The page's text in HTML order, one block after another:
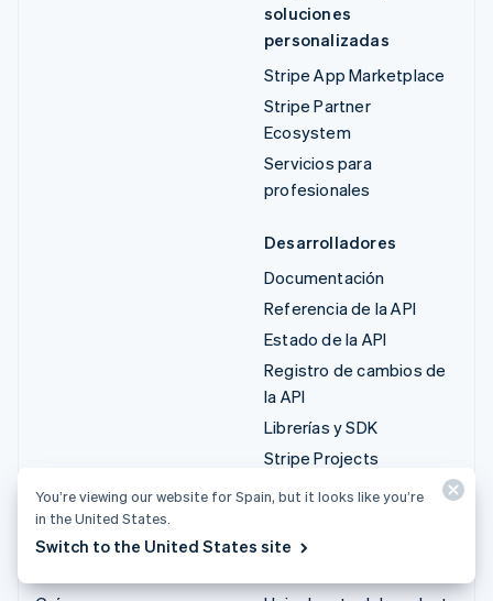
soluciones
personalizadas
Stripe App Marketplace
Stripe Partner
Ecosystem
Servicios para
profesionales
Desarrolladores
Documentación
Referencia de la API
Estado de la API
Registro de cambios de
la API
Librerías y SDK
Stripe Projects
Blog para
You’re viewing our website for Spain, but it looks like you’re
in the United States.
Switch to the United States site